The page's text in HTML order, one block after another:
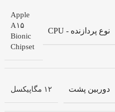
نوع پردازنده - CPU
Apple
A۱۵
Bionic
Chipset
دوربین پشت ۱۲ مگاپیکسل